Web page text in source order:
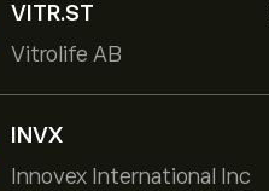
VITR.ST
Vitrolife AB
INVX
Innovex International Inc